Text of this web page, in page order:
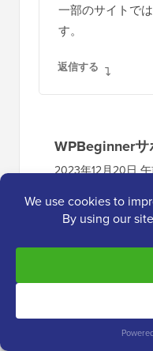
一部のサイトで
す。
返信する
WPBeginnerサ
2023年12月20日 午
私たちのガイ
返信する